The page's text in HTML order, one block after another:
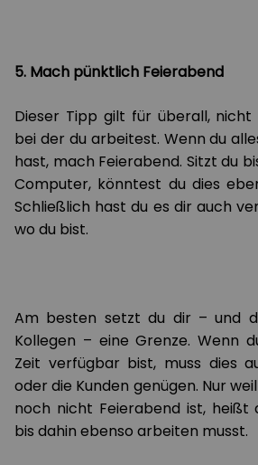
5. Mach pünktlich Feierabend
Dieser Tipp gilt für überall, nicht
bei der du arbeitest. Wenn du
hast, mach Feierabend. Sitzt du
Computer, könntest du dies
Schließlich hast du es dir auch
wo du bist.
Am besten setzt du dir – und
Kollegen – eine Grenze. Wenn
Zeit verfügbar bist, muss dies
oder die Kunden genügen. Nur
noch nicht Feierabend ist, heißt
bis dahin ebenso arbeiten musst.